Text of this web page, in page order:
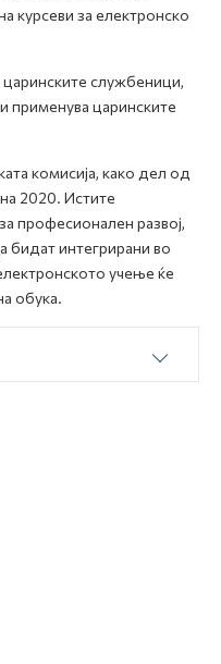
курсеви за електронско
службеници,
применува царинските
комисија, како дел од
2020. Истите
професионален развој,
бидат интегрирани во
учење ќе
обука.